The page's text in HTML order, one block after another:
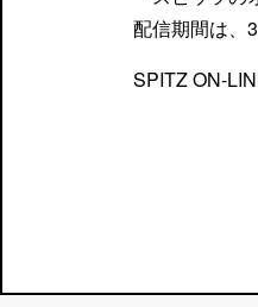
配信期間は、
SPITZ ON-